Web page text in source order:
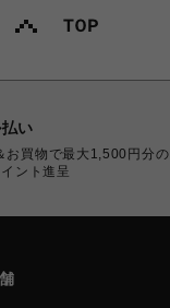
い
お買物で最大1,500円分の
ント進呈